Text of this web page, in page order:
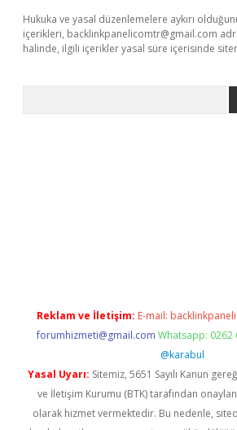
Hukuka ve yasal düzenlemelere aykırı
içerikleri, backlinkpanelicomtr@gmail.com
halinde, ilgili içerikler yasal süre içerisinde
Reklam ve İletişim: E-mail:
forumhizmeti@gmail.com Whatsapp: 0262
@karabul
Yasal Uyarı: Sitemiz, 5651 Sayılı Kanun
ve İletişim Kurumu (BTK) tarafından
olarak hizmet vermektedir. Bu nedenle,